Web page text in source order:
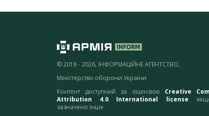
© 2018 - 2026, ІНФОРМАЦІЙНЕ АГЕНТСТВО,
Міністерство оборони України
Контент доступний за ліцензією Creative
Attribution 4.0 International license
зазначено інше.